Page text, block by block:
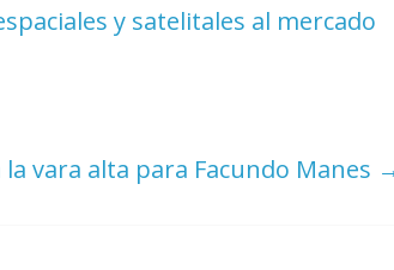
y satelitales al mercado
vara alta para Facundo Manes